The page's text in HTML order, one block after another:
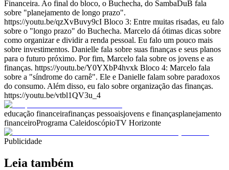
Financeira. Ao final do bloco, o Buchecha, do SambaDuB fala
sobre "planejamento de longo prazo".
https://youtu.be/qzXvBuvy9cI Bloco 3: Entre muitas risadas, eu falo
sobre o "longo prazo" do Buchecha. Marcelo dá ótimas dicas sobre
como organizar e dividir a renda pessoal. Eu falo um pouco mais
sobre investimentos. Danielle fala sobre suas finanças e seus planos
para o futuro próximo. Por fim, Marcelo fala sobre os jovens e as
finanças. https://youtu.be/Y0YXbP4hvxk Bloco 4: Marcelo fala
sobre a "síndrome do carnê". Ele e Danielle falam sobre paradoxos
do consumo. Além disso, eu falo sobre organização das finanças.
https://youtu.be/vtbl1QV3u_4
educação financeirafinanças pessoaisjovens e finançasplanejamento
financeiroPrograma CaleidoscópioTV Horizonte
Publicidade
Leia também